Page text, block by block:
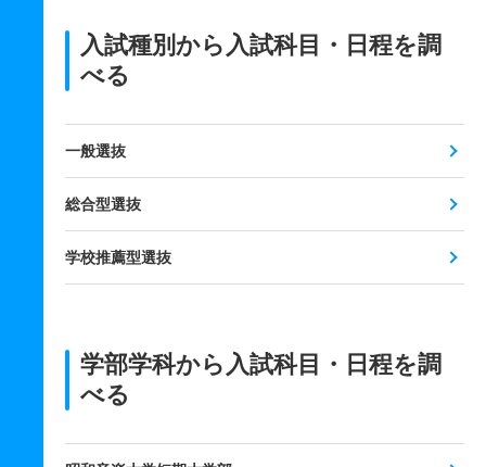
入試種別から入試科目・日程を調
べる
一般選抜
総合型選抜
学校推薦型選抜
学部学科から入試科目・日程を調
べる